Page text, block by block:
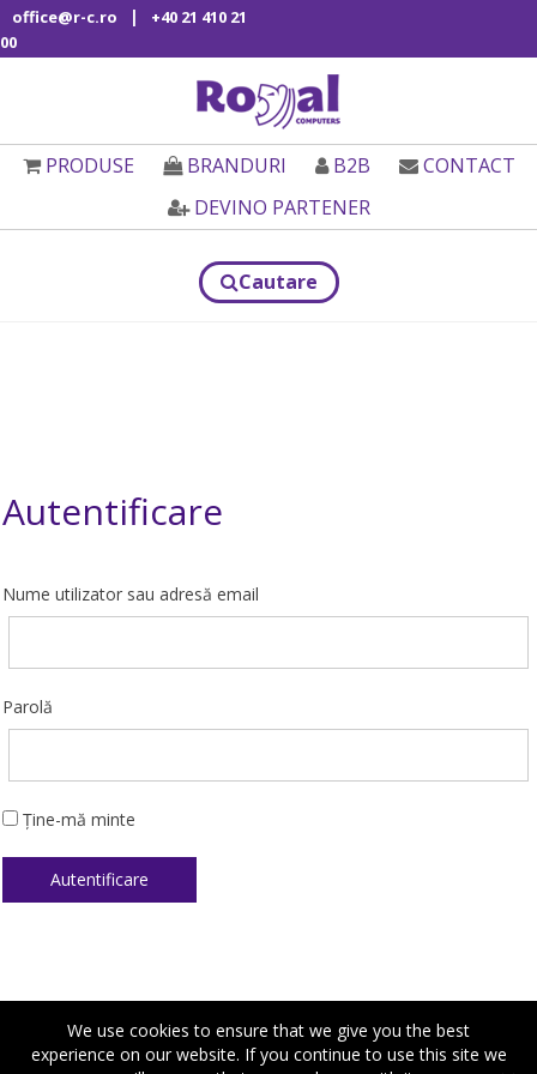
office@r-c.ro |
+40 21 410 21
00
PRODUSE BRANDURI B2B
CONTACT
DEVINO PARTENER
Cautare
Autentificare
Nume utilizator sau adresă email
Parolă
Ține-mă minte
We use cookies to ensure that we give you the best
experience on our website. If you continue to use this site we